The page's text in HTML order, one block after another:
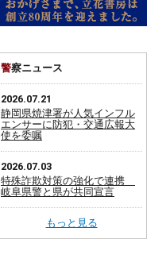
警察ニュース
2026.07.21
静岡県焼津署が人気インフル
エンサーに防犯・交通広報大
使を委嘱
2026.07.03
特殊詐欺対策の強化で連携
岐阜県警と県が共同宣言
もっと見る